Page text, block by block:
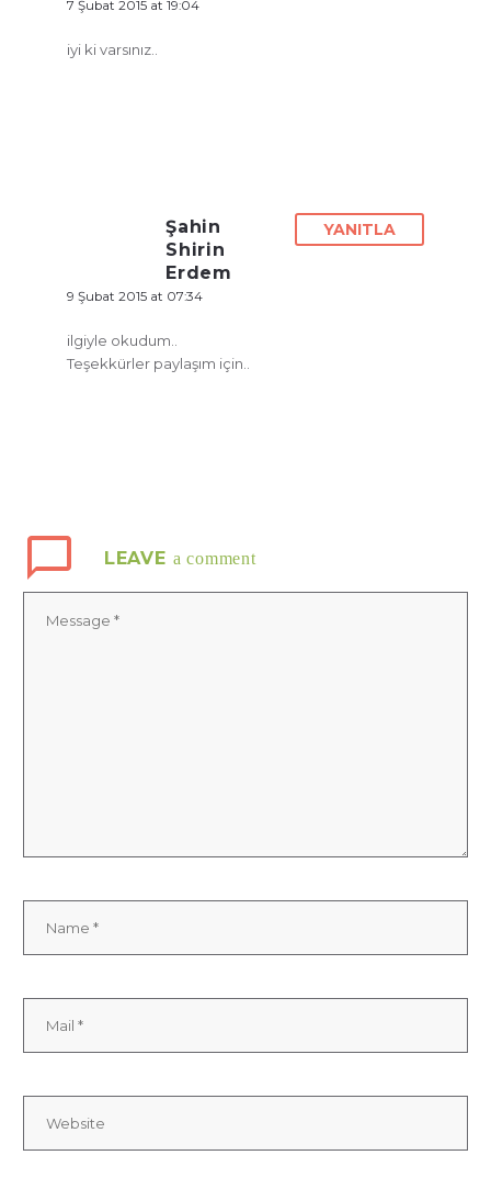
7 Şubat 2015 at 19:04
iyi ki varsınız..
Şahin
Shirin
Erdem
9 Şubat 2015 at 07:34
YANITLA
ilgiyle okudum..
Teşekkürler paylaşım için..
LEAVE a comment